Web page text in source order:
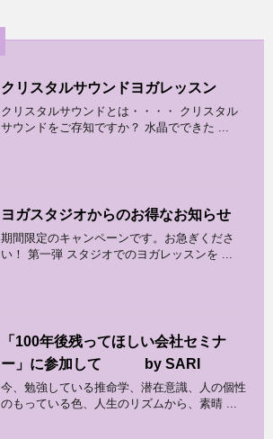
クリスタルサウンドヨガレッスン
クリスタルサウンドとは・・・・ クリスタル
サウンドをご存知ですか？ 水晶でできた ...
ヨガスタジオからのお得なお知らせ
期間限定のキャンペーンです。お急ぎくださ
い！ 第一弾 スタジオでのヨガレッスンを ...
「100年後残ってほしい会社セミナ
ー」に参加して by SARI
今、勉強している推命学、潜在意識、人の個性
のもっている色、人生のリズムから、素晴 ...